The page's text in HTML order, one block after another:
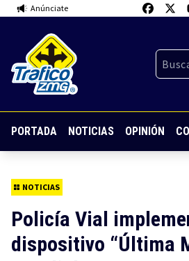
Anúnciate
PORTADA NOTICIAS OPINIÓN
NOTICIAS
Policía Vial
dispositivo “Última